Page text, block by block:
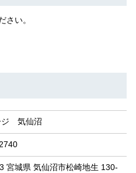
さい。
ジ 気仙沼
宮城県 気仙沼市松崎地生 130-